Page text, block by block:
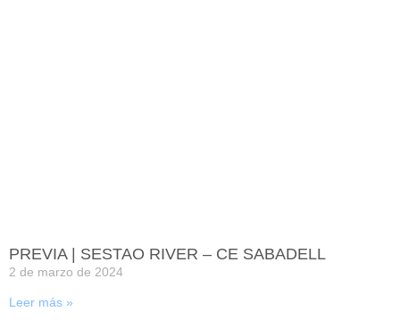
PREVIA | SESTAO RIVER – CE SABADELL
2 de marzo de 2024
Leer más »